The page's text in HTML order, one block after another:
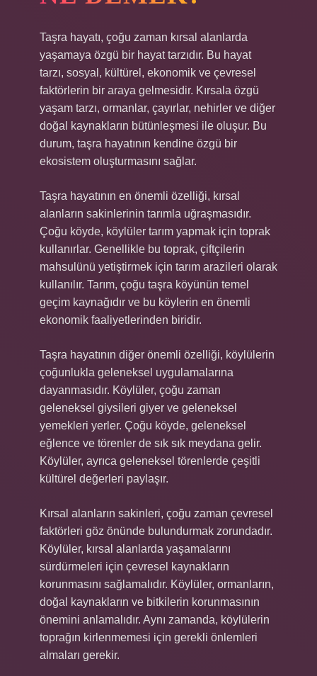
Taşra hayatı, çoğu zaman kırsal alanlarda
yaşamaya özgü bir hayat tarzıdır. Bu hayat
tarzı, sosyal, kültürel, ekonomik ve çevresel
faktörlerin bir araya gelmesidir. Kırsala özgü
yaşam tarzı, ormanlar, çayırlar, nehirler ve diğer
doğal kaynakların bütünleşmesi ile oluşur. Bu
durum, taşra hayatının kendine özgü bir
ekosistem oluşturmasını sağlar.
Taşra hayatının en önemli özelliği, kırsal
alanların sakinlerinin tarımla uğraşmasıdır.
Çoğu köyde, köylüler tarım yapmak için toprak
kullanırlar. Genellikle bu toprak, çiftçilerin
mahsulünü yetiştirmek için tarım arazileri olarak
kullanılır. Tarım, çoğu taşra köyünün temel
geçim kaynağıdır ve bu köylerin en önemli
ekonomik faaliyetlerinden biridir.
Taşra hayatının diğer önemli özelliği, köylülerin
çoğunlukla geleneksel uygulamalarına
dayanmasıdır. Köylüler, çoğu zaman
geleneksel giysileri giyer ve geleneksel
yemekleri yerler. Çoğu köyde, geleneksel
eğlence ve törenler de sık sık meydana gelir.
Köylüler, ayrıca geleneksel törenlerde çeşitli
kültürel değerleri paylaşır.
Kırsal alanların sakinleri, çoğu zaman çevresel
faktörleri göz önünde bulundurmak zorundadır.
Köylüler, kırsal alanlarda yaşamalarını
sürdürmeleri için çevresel kaynakların
korunmasını sağlamalıdır. Köylüler, ormanların,
doğal kaynakların ve bitkilerin korunmasının
önemini anlamalıdır. Aynı zamanda, köylülerin
toprağın kirlenmemesi için gerekli önlemleri
almaları gerekir.